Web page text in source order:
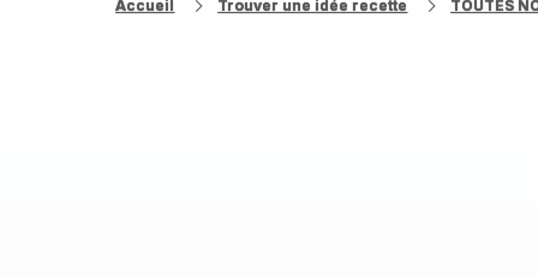
Accueil Trouver une idée recette TOUTES